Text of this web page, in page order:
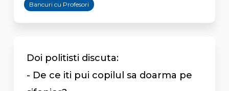
Bancuri cu Profesori
Doi politisti discuta:
- De ce iti pui copilul sa doarma pe